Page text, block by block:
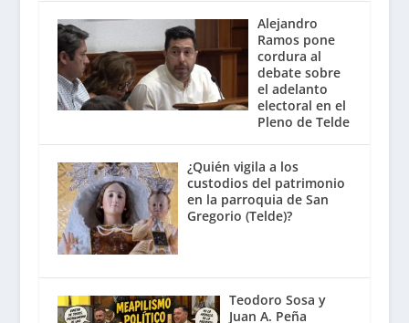
Alejandro
Ramos pone
cordura al
debate sobre
el adelanto
electoral en el
Pleno de Telde
¿Quién vigila a los
custodios del patrimonio
en la parroquia de San
Gregorio (Telde)?
Teodoro Sosa y
Juan A. Peña